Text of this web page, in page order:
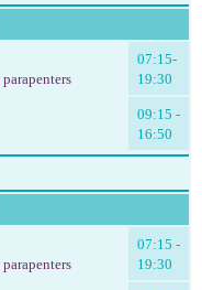
07:15-
19:30
09:15 -
16:50
07:15 -
19:30